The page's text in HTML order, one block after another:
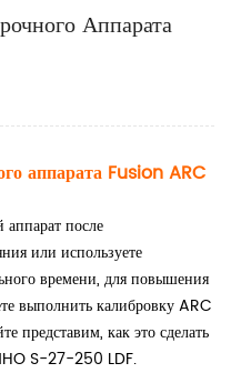
Аппарата
аппарата Fusion ARC
после
или используете
времени, для повышения
выполнить калибровку ARC
представим, как это сделать
S-27-250 LDF.